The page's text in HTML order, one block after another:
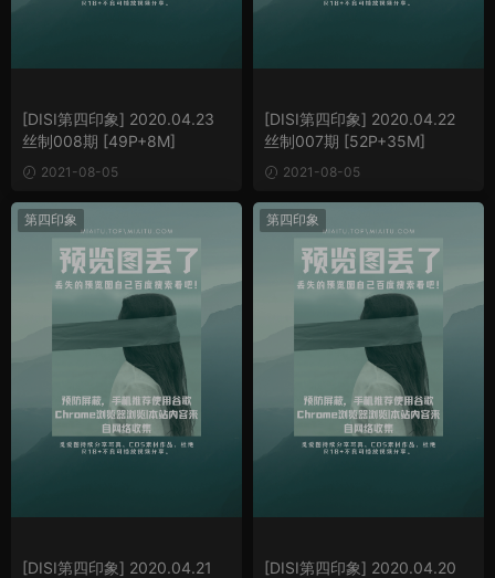
[DISI第四印象] 2020.04.23
丝制008期 [49P+8M]
2021-08-05
[DISI第四印象] 2020.04.22
丝制007期 [52P+35M]
2021-08-05
第四印象
[DISI第四印象] 2020.04.21
第四印象
[DISI第四印象] 2020.04.20